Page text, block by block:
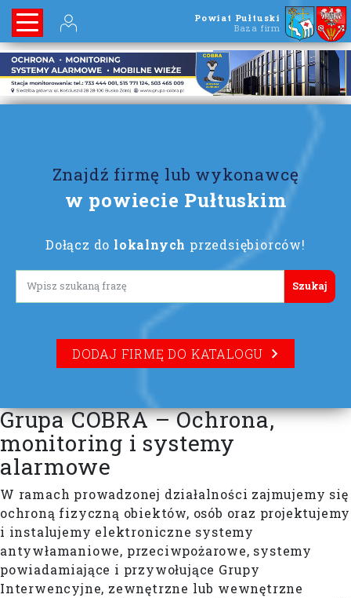
Powiat Pułtuski
Baza firm
Znajdź firmę lub wykonawcę
w powiecie Pułtuskim
Dołącz do lokalnych przedsiębiorców!
Lorem ipsum
DODAJ FIRMĘ DO KATALOGU
Grupa COBRA – Ochrona,
monitoring i systemy
alarmowe
W ramach prowadzonej działalności zajmujemy się
ochroną fizyczną obiektów, osób oraz projektujemy
i instalujemy elektroniczne systemy
antywłamaniowe, przeciwpożarowe, systemy
powiadamiające i przywołujące Grupy
Interwencyjne, zewnętrzne lub wewnętrzne